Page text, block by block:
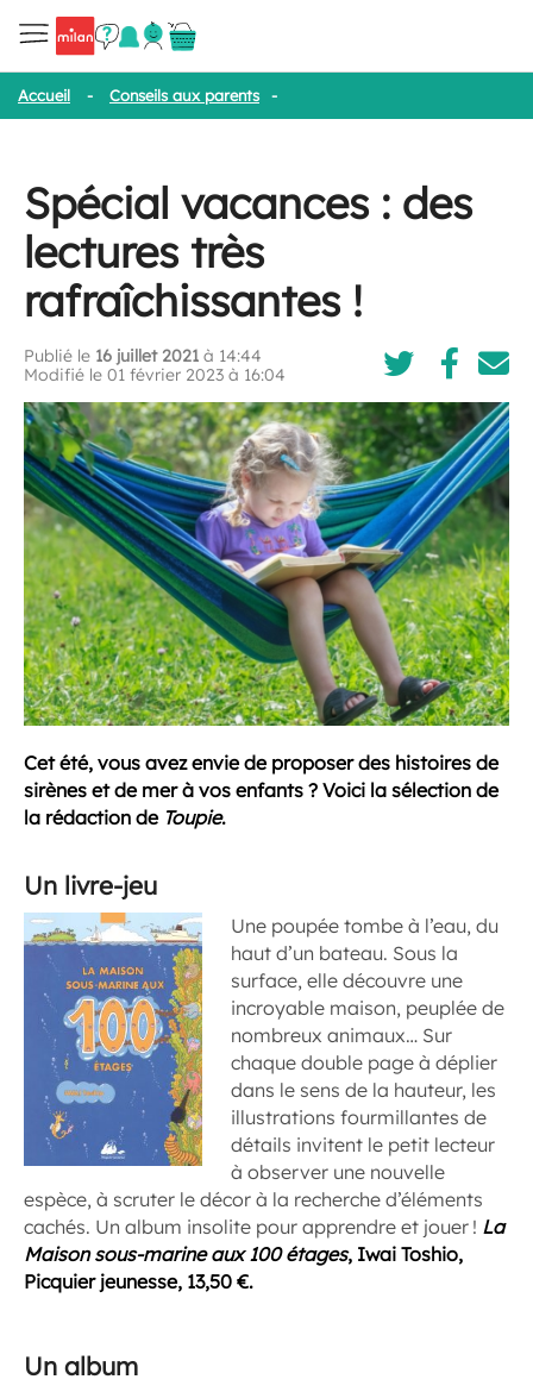
Accueil - Conseils aux parents -
Spécial vacances : des
lectures très
rafraîchissantes !
Publié le 16 juillet 2021 à 14:44
Modifié le 01 février 2023 à 16:04
Cet été, vous avez envie de proposer des histoires de
sirènes et de mer à vos enfants ? Voici la sélection de
la rédaction de Toupie.
Un livre-jeu
Une poupée tombe à l’eau, du
haut d’un bateau. Sous la
surface, elle découvre une
incroyable maison, peuplée de
nombreux animaux… Sur
chaque double page à déplier
dans le sens de la hauteur, les
illustrations fourmillantes de
détails invitent le petit lecteur
à observer une nouvelle
espèce, à scruter le décor à la recherche d’éléments
cachés. Un album insolite pour apprendre et jouer ! La
Maison sous-marine aux 100 étages, Iwai Toshio,
Picquier jeunesse, 13,50 €.
Un album